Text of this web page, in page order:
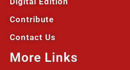
Contribute
Contact Us
More Links